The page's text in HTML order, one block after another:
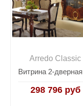
Arredo Classic
298 796 руб